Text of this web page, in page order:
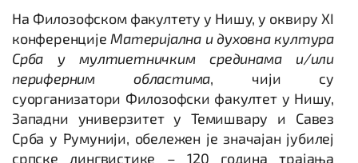
На Филозофском факултету у Нишу, у оквиру XI
конференцијеМатеријална и духовна култура
Срба у мултиетничким срединама и/или
периферним областима, чији су
суорганизатори Филозофски факултет у Нишу,
Западни универзитет у Темишвару и Савез
Срба у Румунији, обележен је значајан јубилеј
српске лингвистике – 120 година трајања